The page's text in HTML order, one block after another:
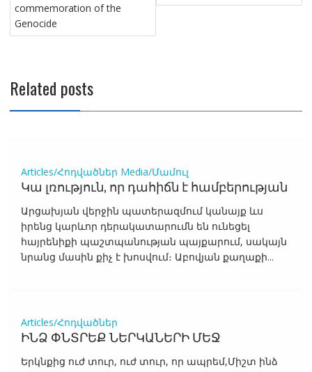
commemoration of the
Genocide
Related posts
Articles/Հոդվածներ Media/Մամուլ
Կա լռություն, որ դահիճն է համբերության
Արցախյան վերջին պատերազմում կանայք ևս
իրենց կարևոր դերակատարումն են ունեցել
հայրենիքի պաշտպանության պայքարում, սակայն
նրանց մասին քիչ է խոսվում։ Աբովյան քաղաքի...
Articles/Հոդվածներ
ԻՆՁ ՓՆՏՐԵՔ ՆԵՐԿԱՆԵՐԻ ՄԵՋ
Երկնքից ուժ տուր, ուժ տուր, որ ապրեմ,Միշտ ինձ